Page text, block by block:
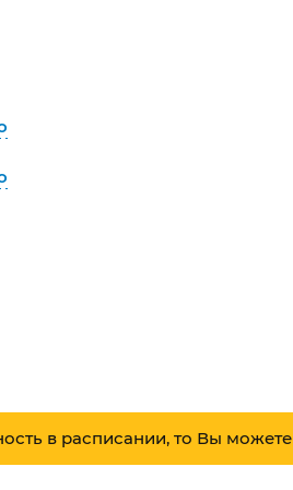
в расписании, то Вы можете